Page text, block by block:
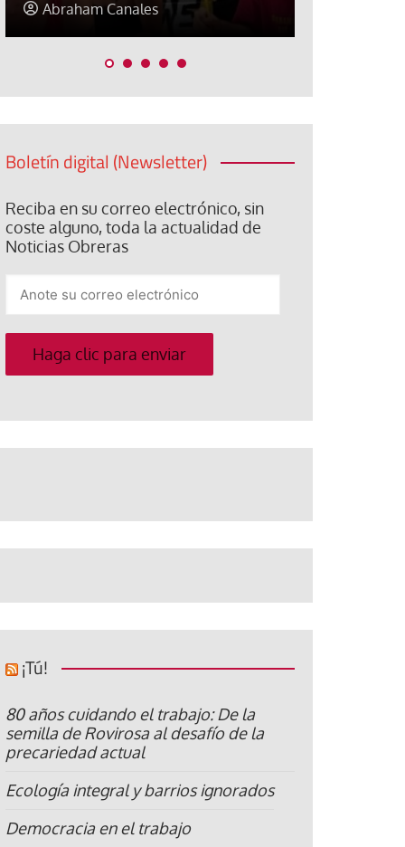
Elisa Brey
Boletín digital (Newsletter)
Reciba en su correo electrónico, sin
coste alguno, toda la actualidad de
Noticias Obreras
su
correo
electrónico
Haga clic para enviar
¡Tú!
80 años cuidando el trabajo: De la
semilla de Rovirosa al desafío de la
precariedad actual
Ecología integral y barrios ignorados
Democracia en el trabajo